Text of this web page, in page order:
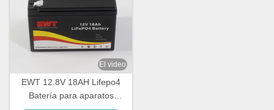
El video
EWT 12.8V 18AH Lifepo4
Batería para aparatos